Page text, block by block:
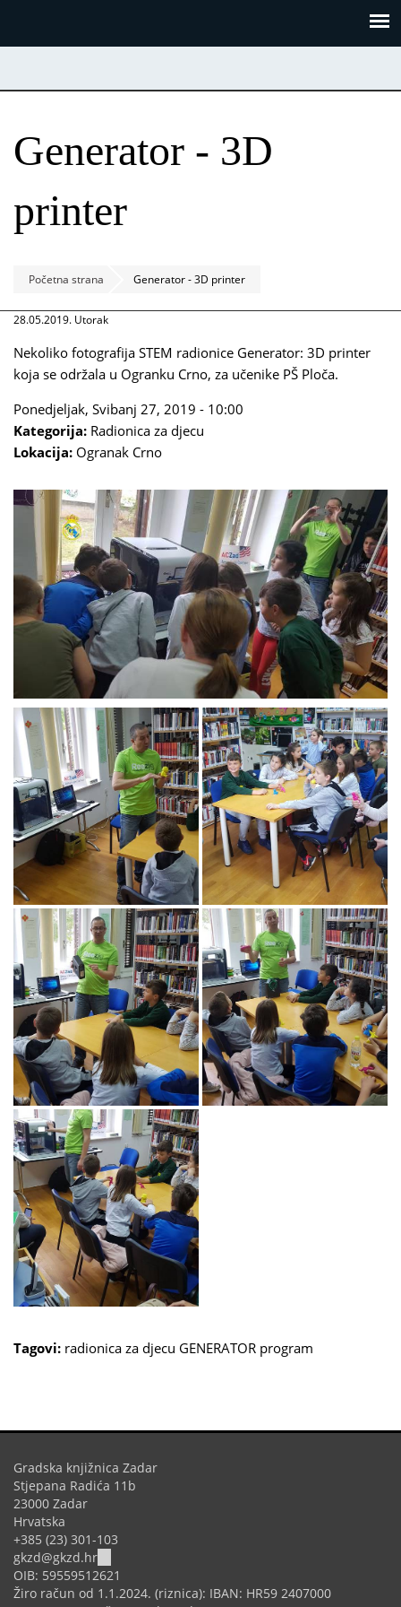
Generator - 3D
printer
Početna strana Generator - 3D printer
28.05.2019. Utorak
Nekoliko fotografija STEM radionice Generator: 3D printer
koja se održala u Ogranku Crno, za učenike PŠ Ploča.
Ponedjeljak, Svibanj 27, 2019 - 10:00
Kategorija: Radionica za djecu
Lokacija: Ogranak Crno
Tagovi: radionica za djecu GENERATOR program
Gradska knjižnica Zadar
Stjepana Radića 11b
23000 Zadar
Hrvatska
+385 (23) 301-103
gkzd@gkzd.hr
sends
e-
OIB: 59559512621
Žiro račun od 1.1.2024. (riznica): IBAN: HR59 2407000